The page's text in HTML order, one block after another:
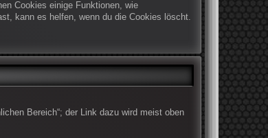
Cookies einige Funktionen, wie
kann es helfen, wenn du die Cookies löscht.
Bereich“; der Link dazu wird meist oben